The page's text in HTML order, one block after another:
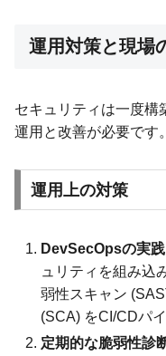
運用対策と現場
セキュリティは一度構
運用と改善が必要です。
運用上の対策
DevSecOpsの実
ュリティを組み込
弱性スキャン
(SCA) をCI/CDパ
定期的な脆弱性診